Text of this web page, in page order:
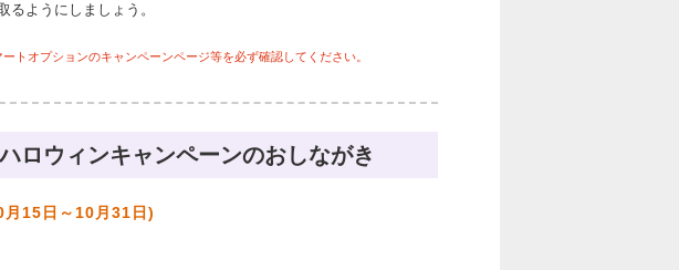
ようにしましょう。
オプションのキャンペーンページ等を必ず確認してください。
ロウィンキャンペーンのおしながき
月15日～10月31日)